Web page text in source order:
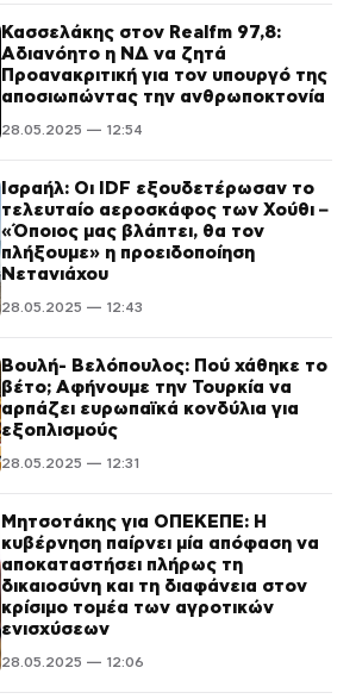
Κασσελάκης στον Realfm 97,8:
Αδιανόητο η ΝΔ να ζητά
Προανακριτική για τον υπουργό της
αποσιωπώντας την ανθρωποκτονία
28.05.2025 — 12:54
Ισραήλ: Οι IDF εξουδετέρωσαν το
τελευταίο αεροσκάφος των Χούθι –
«Όποιος μας βλάπτει, θα τον
πλήξουμε» η προειδοποίηση
Νετανιάχου
28.05.2025 — 12:43
Βουλή- Βελόπουλος: Πού χάθηκε το
βέτο; Αφήνουμε την Τουρκία να
αρπάζει ευρωπαϊκά κονδύλια για
εξοπλισμούς
28.05.2025 — 12:31
Μητσοτάκης για ΟΠΕΚΕΠΕ: Η
κυβέρνηση παίρνει μία απόφαση να
αποκαταστήσει πλήρως τη
δικαιοσύνη και τη διαφάνεια στον
κρίσιμο τομέα των αγροτικών
ενισχύσεων
28.05.2025 — 12:06